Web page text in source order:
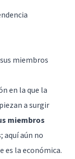
miembros
en la que la
a surgir
miembros
; aquí aún no
es la económica.